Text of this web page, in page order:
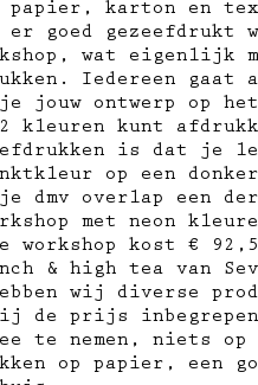
papier, karton en
er goed gezeefdrukt
wat eigenlijk
Iedereen gaat
jouw ontwerp op
kleuren kunt
is dat je
op een
dmv overlap een
met neon
workshop kost €
& high tea van
wij diverse
de prijs
te nemen, niets
op papier, ​een